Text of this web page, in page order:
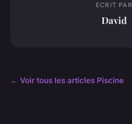
ECRIT PAR
David
← Voir tous les articles Piscine